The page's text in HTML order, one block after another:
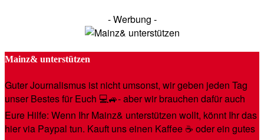
- Werbung -
Mainz& unterstützen
Guter Journalismus ist nicht umsonst, wir geben jeden Tag
unser Bestes für Euch 💻🚙- aber wir brauchen dafür auch
Eure Hilfe: Wenn Ihr Mainz& unterstützen wollt, könnt Ihr das
hier via Paypal tun. Kauft uns einen Kaffee ☕️ oder ein gutes